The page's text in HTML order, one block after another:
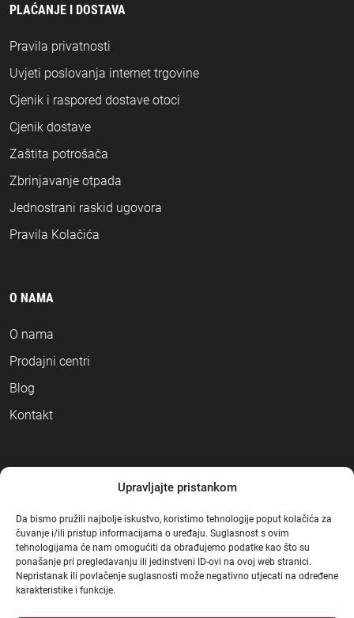
Upravljajte pristankom
Da bismo pružili najbolje iskustvo, koristimo tehnologije poput kolačića za
čuvanje i/ili pristup informacijama o uređaju. Suglasnost s ovim
tehnologijama će nam omogućiti da obrađujemo podatke kao što su
ponašanje pri pregledavanju ili jedinstveni ID-ovi na ovoj web stranici.
Nepristanak ili povlačenje suglasnosti može negativno utjecati na određene
karakteristike i funkcije.
PLAĆANJE I DOSTAVA
Pravila privatnosti
Uvjeti poslovanja internet trgovine
Cjenik i raspored dostave otoci
Cjenik dostave
Zaštita potrošača
Zbrinjavanje otpada
Jednostrani raskid ugovora
Pravila Kolačića
O NAMA
O nama
Prodajni centri
Blog
Kontakt